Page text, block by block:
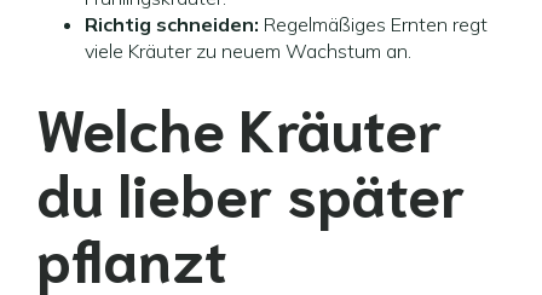
Richtig schneiden: Regelmäßiges Ernten regt
viele Kräuter zu neuem Wachstum an.
Welche Kräuter
du lieber später
pflanzt